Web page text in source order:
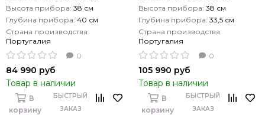
Высота прибора: 38 см
Глубина прибора: 40 см
Страна производства:
Португалия
0
84 990 руб
Товар в наличии
В
корзину
БЫСТРЫЙ
ЗАКАЗ
Высота прибора: 38 см
Глубина прибора: 33,5 см
Страна производства:
Португалия
0
105 990 руб
Товар в наличии
В
корзину
БЫСТРЫЙ
ЗАКАЗ